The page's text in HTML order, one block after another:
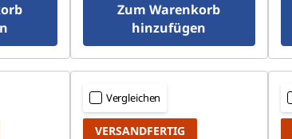
Zum Warenkorb
hinzufügen
Vergleichen
VERSANDFERTIG